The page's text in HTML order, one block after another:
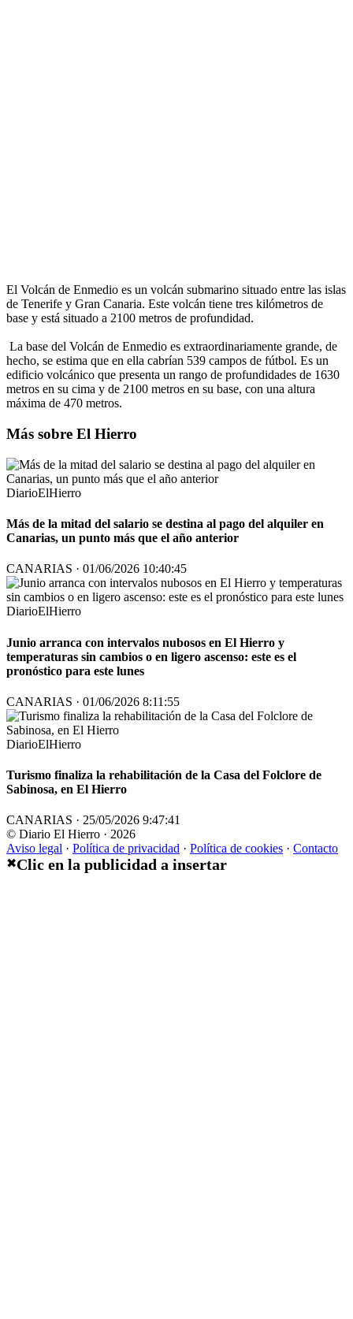
El Volcán de Enmedio es un volcán submarino situado entre las islas
de Tenerife y Gran Canaria. Este volcán tiene tres kilómetros de
base y está situado a 2100 metros de profundidad.
La base del Volcán de Enmedio es extraordinariamente grande, de
hecho, se estima que en ella cabrían 539 campos de fútbol. Es un
edificio volcánico que presenta un rango de profundidades de 1630
metros en su cima y de 2100 metros en su base, con una altura
máxima de 470 metros.
Más sobre El Hierro
DiarioElHierro
Más de la mitad del salario se destina al pago del alquiler en
Canarias, un punto más que el año anterior
CANARIAS · 01/06/2026 10:40:45
DiarioElHierro
Junio arranca con intervalos nubosos en El Hierro y
temperaturas sin cambios o en ligero ascenso: este es el
pronóstico para este lunes
CANARIAS · 01/06/2026 8:11:55
DiarioElHierro
Turismo finaliza la rehabilitación de la Casa del Folclore de
Sabinosa, en El Hierro
CANARIAS · 25/05/2026 9:47:41
© Diario El Hierro · 2026
Aviso legal · Política de privacidad · Política de cookies · Contacto
✖Clic en la publicidad a insertar